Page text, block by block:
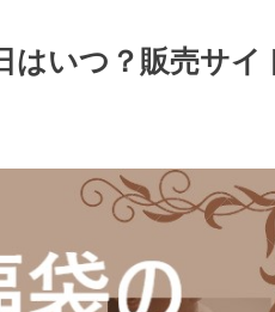
はいつ？販売サイ